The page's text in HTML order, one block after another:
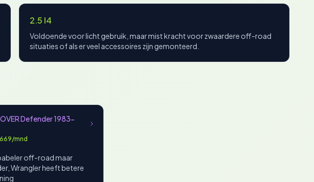
2.5 I4
Voldoende voor licht gebruik, maar mist kracht voor zwaardere off-road
situaties of als er veel accessoires zijn gemonteerd.
Defender 1983-
mnd
off-road maar
Wrangler heeft betere